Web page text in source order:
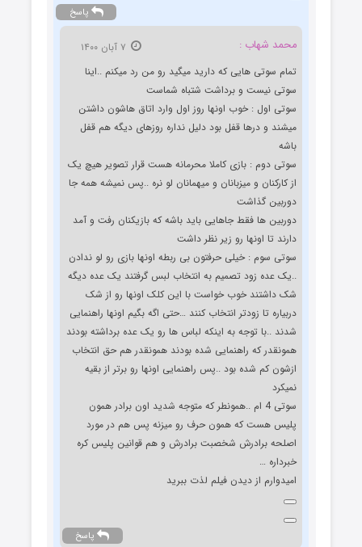
پاسخ
محمد شهاب :
تمام سوتی هایی که دارید میگید رو من رد میکنم ..اینا
سوتی نیست و برداشت شتباه شماست
سوتی اول : خوب اونها روز اول وارد اتاق هاشون داشتن
میشند و درها قفل بود دلیل نداره روزهای دیگه هم قفل
باشه
سوتی دوم : بازی کاملا محرمانه هست قرار تصویر هیچ یک
از کارکنان و میزبانان و میهمانان لو نره ..پس نمیشه همه جا
دوربین گذاشت
دوربین ها فقط جاهایی باید باشه که بازیکنان رفت و آمد
دارند تا اونها رو زیر نظر داشت
سوتی سوم : خیلی حرفتون بی ربطه اونها بازی رو لو ندادن
..یک عده زود تصمیم به انتخاب لبس گرفتند یک عده دیگه
شک داشتند خوب خواست با این کلک اونها رو از شک
دربیاره تا زودتر انتخاب کنند …حتی اگه بگیم اونها راهنمایی
شدند ..با توجه به اینکه لباس ها رو یک عده برداشته بودند
همونقدر که راهنمایی شده بودند همونقدر هم حق انتخاب
ازشون کم شده بود ..پس راهنمایی اونها رو برتر از بقیه
نمیکرد
سوتی 4 ام ..همونطر که متوجه شدید اون برادر همون
پلیس هست که همون حرف رو میزنه پس هم در مورد
اصلحه برادرش شخصبت برادرش و هم قوانین پلیس کره
خبرداره …
امیدوارم از دیدن فیلم لذت ببرید
پاسخ